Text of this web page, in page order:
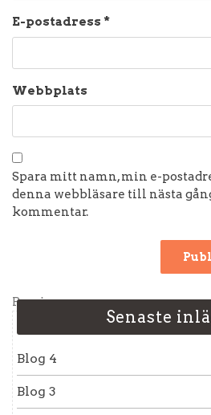
E-postadress *
Webbplats
Spara mitt namn, min e-
denna webbläsare till nästa
kommentar.
Previous
Post
Previous
Senaste
Blog 4
Blog 3